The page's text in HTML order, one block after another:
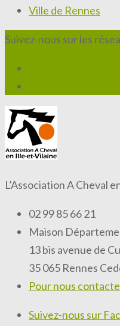
Ville de Rennes
Suivez-nous sur les
L’Association A Cheval
02 99 85 66 21
Maison
13 bis avenue de
35 065 Rennes
Pour nous
Suivez-nous sur